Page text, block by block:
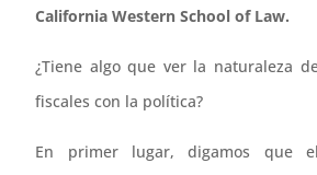
California Western School of Law.
¿Tiene algo que ver la naturaleza
fiscales con la política?
En primer lugar, digamos que